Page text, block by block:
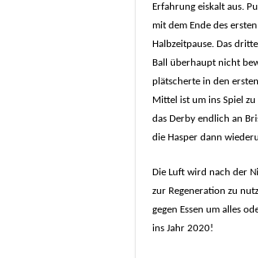
Erfahrung eiskalt aus.
mit dem Ende des
Halbzeitpause. Das
Ball überhaupt nicht
plätscherte in den
Mittel ist um ins Spiel
das Derby endlich an
die Hasper dann
Die Luft wird nach der
zur Regeneration zu
gegen Essen um alles
ins Jahr 2020!